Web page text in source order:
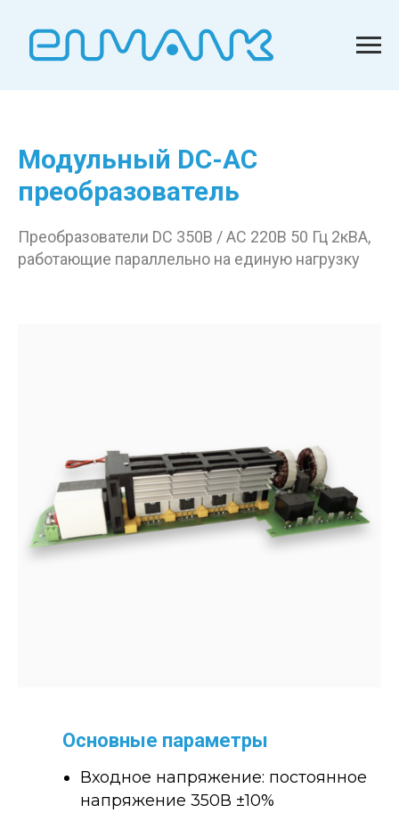
Модульный DC-AC
преобразователь
Преобразователи DC 350В / AC 220В 50 Гц 2кВА,
работающие параллельно на единую нагрузку
Основные параметры
Входное напряжение: постоянное
напряжение 350В ±10%